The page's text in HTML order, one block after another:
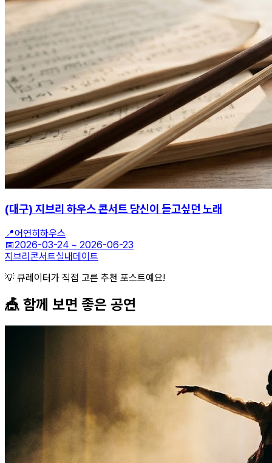
(대구) 지브리 하우스 콘서트 당신이 듣고싶던 노래
📍어연히하우스
📅2026-03-24 ~ 2026-06-23
지브리 콘서트실내데이트
💡 큐레이터가 직접 고른 추천 포스트예요!
🎪 함께 보면 좋은 공연